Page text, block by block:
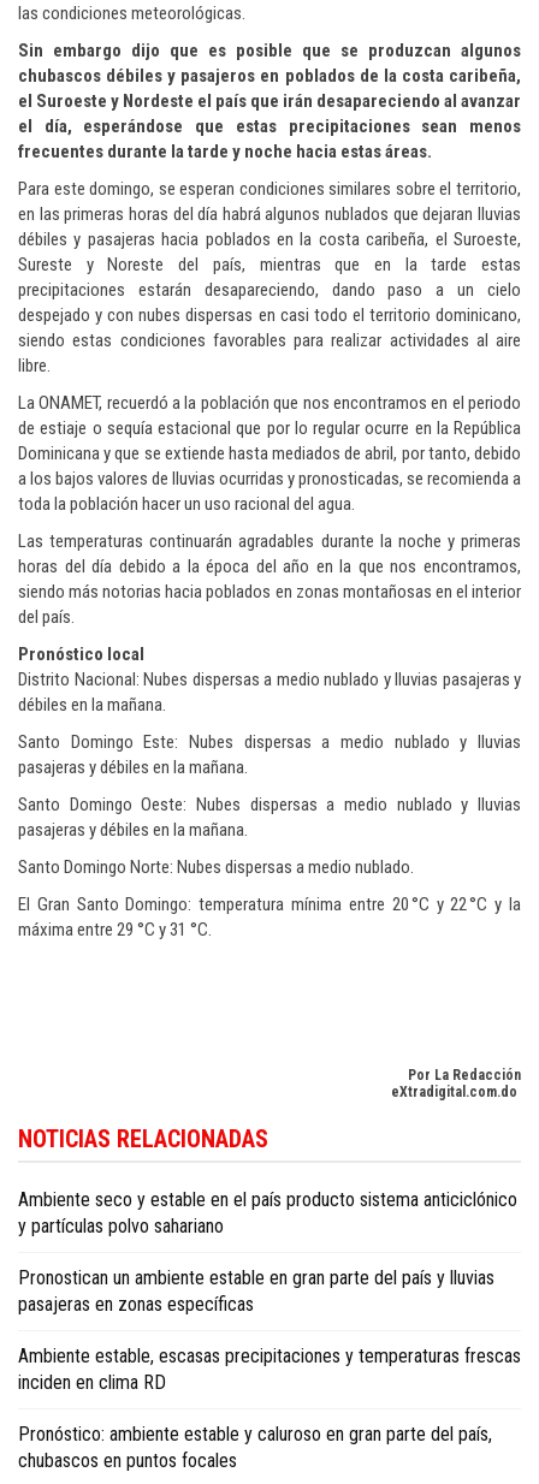
las condiciones meteorológicas.
Sin embargo dijo que es posible que se produzcan algunos
chubascos débiles y pasajeros en poblados de la costa caribeña,
el Suroeste y Nordeste el país que irán desapareciendo al avanzar
el día, esperándose que estas precipitaciones sean menos
frecuentes durante la tarde y noche hacia estas áreas.
Para este domingo, se esperan condiciones similares sobre el territorio,
en las primeras horas del día habrá algunos nublados que dejaran lluvias
débiles y pasajeras hacia poblados en la costa caribeña, el Suroeste,
Sureste y Noreste del país, mientras que en la tarde estas
precipitaciones estarán desapareciendo, dando paso a un cielo
despejado y con nubes dispersas en casi todo el territorio dominicano,
siendo estas condiciones favorables para realizar actividades al aire
libre.
La ONAMET, recuerdó a la población que nos encontramos en el periodo
de estiaje o sequía estacional que por lo regular ocurre en la República
Dominicana y que se extiende hasta mediados de abril, por tanto, debido
a los bajos valores de lluvias ocurridas y pronosticadas, se recomienda a
toda la población hacer un uso racional del agua.
Las temperaturas continuarán agradables durante la noche y primeras
horas del día debido a la época del año en la que nos encontramos,
siendo más notorias hacia poblados en zonas montañosas en el interior
del país.
Pronóstico local
Distrito Nacional: Nubes dispersas a medio nublado y lluvias pasajeras y
débiles en la mañana.
Santo Domingo Este: Nubes dispersas a medio nublado y lluvias
pasajeras y débiles en la mañana.
Santo Domingo Oeste: Nubes dispersas a medio nublado y lluvias
pasajeras y débiles en la mañana.
Santo Domingo Norte: Nubes dispersas a medio nublado.
El Gran Santo Domingo: temperatura mínima entre 20 °C y 22 °C y la
máxima entre 29 °C y 31 °C.
Por La Redacción
eXtradigital.com.do
Republic news in English.
NOTICIAS RELACIONADAS
Ambiente seco y estable en el país producto sistema anticiclónico
y partículas polvo sahariano
Pronostican un ambiente estable en gran parte del país y lluvias
pasajeras en zonas específicas
Ambiente estable, escasas precipitaciones y temperaturas frescas
inciden en clima RD
Pronóstico: ambiente estable y caluroso en gran parte del país,
chubascos en puntos focales